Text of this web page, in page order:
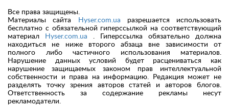
Все права защищены.
Материалы сайта
Hyser.com.ua разрешается использовать
бесплатно с обязательной гиперссылкой на соответствующий
материал
Hyser.com.ua . Гиперссылка обязательно должна
находиться не ниже второго абзаца вне зависимости от
полного либо частичного использования материалов.
Нарушение данных условий будет расцениваться как
нарушение защищаемых законом прав интеллектуальной
собственности и права на информацию. Редакция может не
разделять точку зрения авторов статей и авторов блогов.
Ответственность за содержание рекламы несут
рекламодатели.